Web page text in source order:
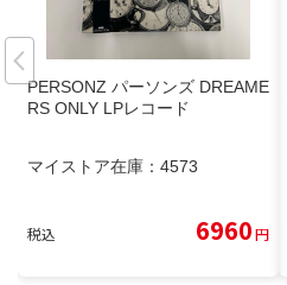
PERSONZ パーソンズ DREAME
RS ONLY LPレコード
マイストア在庫： 4573
税込 6960円